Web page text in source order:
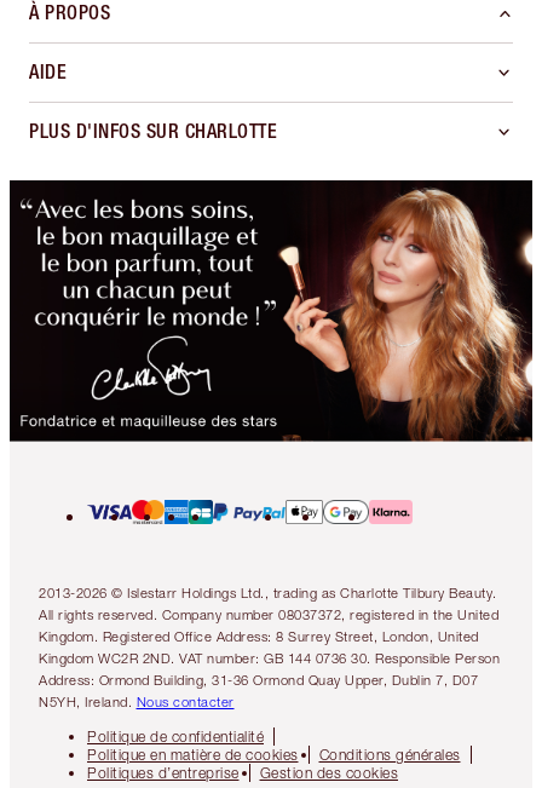
À PROPOS
AIDE
PLUS D'INFOS SUR CHARLOTTE
2013-2026 © Islestarr Holdings Ltd., trading as Charlotte Tilbury Beauty.
All rights reserved. Company number 08037372, registered in the United
Kingdom. Registered Office Address: 8 Surrey Street, London, United
Kingdom WC2R 2ND. VAT number: GB 144 0736 30. Responsible Person
Address: Ormond Building, 31-36 Ormond Quay Upper, Dublin 7, D07
N5YH, Ireland. Nous contacter
Politique de confidentialité
Politique en matière de cookies
Conditions générales
Politiques d’entreprise
Gestion des cookies